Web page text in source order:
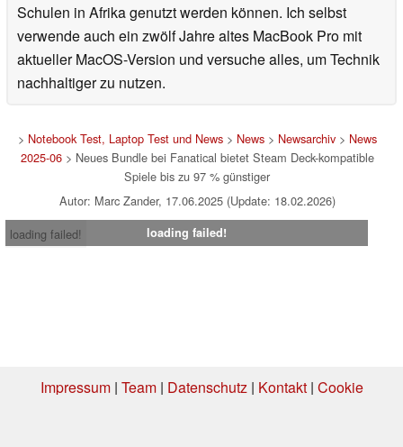
Schulen in Afrika genutzt werden können. Ich selbst
verwende auch ein zwölf Jahre altes MacBook Pro mit
aktueller MacOS-Version und versuche alles, um Technik
nachhaltiger zu nutzen.
> Notebook Test, Laptop Test und News> News> Newsarchiv> News
2025-06> Neues Bundle bei Fanatical bietet Steam Deck-kompatible
Spiele bis zu 97 % günstiger
Autor: Marc Zander, 17.06.2025 (Update: 18.02.2026)
loading failed!
loading failed!
Impressum| Team| Datenschutz| Kontakt| Cookie